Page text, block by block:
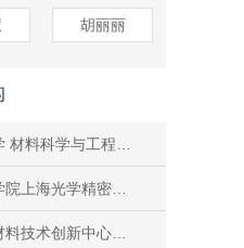
胡丽丽
料科学与工程学院
机械研究所 先进激光与光电功能材料部
， 内蒙古北方稀土新材料技术创新有限公司